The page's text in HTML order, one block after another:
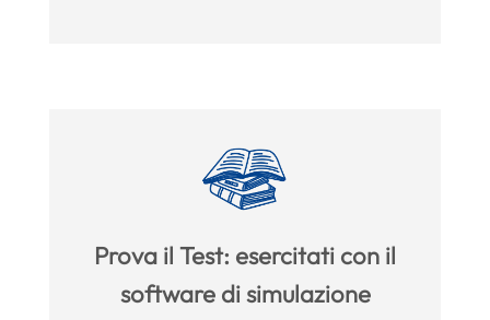
Prova il Test: esercitati con il
software di simulazione